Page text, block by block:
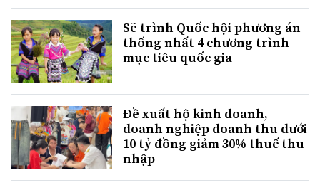
Sẽ trình Quốc hội phương án
thống nhất 4 chương trình
mục tiêu quốc gia
Đề xuất hộ kinh doanh,
doanh nghiệp doanh thu dưới
10 tỷ đồng giảm 30% thuế thu
nhập